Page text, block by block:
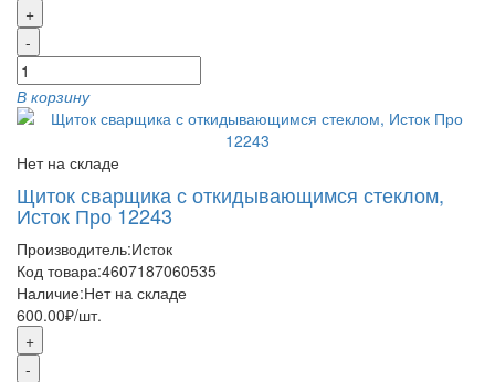
+
-
В корзину
Нет на складе
Щиток сварщика с откидывающимся стеклом,
Исток Про 12243
Производитель:Исток
Код товара:4607187060535
Наличие:Нет на складе
600.00₽/шт.
+
-